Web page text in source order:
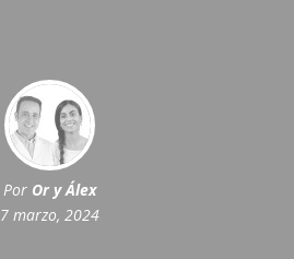
Por Or y Álex
7 marzo, 2024